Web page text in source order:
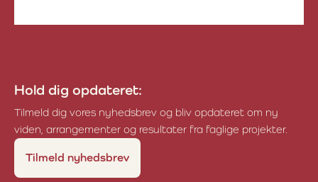
Hold dig opdateret:
Tilmeld dig vores nyhedsbrev og bliv opdateret om ny
viden, arrangementer og resultater fra faglige projekter.
Tilmeld nyhedsbrev